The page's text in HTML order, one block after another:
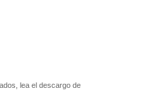
lea el descargo de